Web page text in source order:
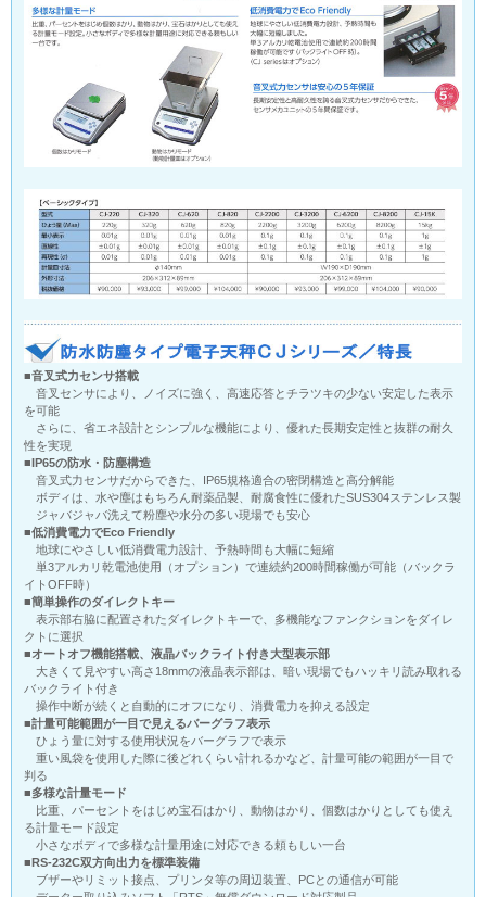
■音叉式力センサ搭載
音叉センサにより、ノイズに強く、高速応答とチラツキの少ない安定した表示
を可能
さらに、省エネ設計とシンプルな機能により、優れた長期安定性と抜群の耐久
性を実現
■IP65の防水・防塵構造
音叉式力センサだからできた、IP65規格適合の密閉構造と高分解能
ボディは、水や塵はもちろん耐薬品製、耐腐食性に優れたSUS304ステンレス製
ジャバジャバ洗えて粉塵や水分の多い現場でも安心
■低消費電力でEco Friendly
地球にやさしい低消費電力設計、予熱時間も大幅に短縮
単3アルカリ乾電池使用（オプション）で連続約200時間稼働が可能（バックラ
イトOFF時）
■簡単操作のダイレクトキー
表示部右脇に配置されたダイレクトキーで、多機能なファンクションをダイレ
クトに選択
■オートオフ機能搭載、液晶バックライト付き大型表示部
大きくて見やすい高さ18mmの液晶表示部は、暗い現場でもハッキリ読み取れる
バックライト付き
操作中断が続くと自動的にオフになり、消費電力を抑える設定
■計量可能範囲が一目で見えるバーグラフ表示
ひょう量に対する使用状況をバーグラフで表示
重い風袋を使用した際に後どれくらい計れるかなど、計量可能の範囲が一目で
判る
■多様な計量モード
比重、パーセントをはじめ宝石はかり、動物はかり、個数はかりとしても使え
る計量モード設定
小さなボディで多様な計量用途に対応できる頼もしい一台
■RS-232C双方向出力を標準装備
ブザーやリミット接点、プリンタ等の周辺装置、PCとの通信が可能